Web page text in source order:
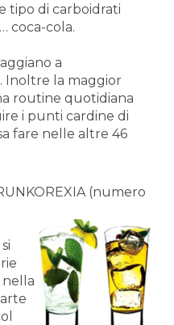
tipo di carboidrati
coca-cola.
a
. Inoltre la maggior
routine quotidiana
i punti cardine di
fare nelle altre 46
(numero